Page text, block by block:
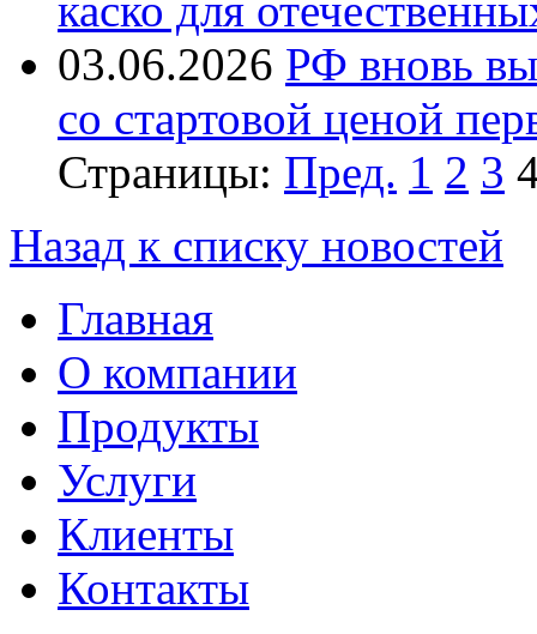
каско для
03.06.2026 РФ вновь
со стартовой ценой
Страницы: Пред. 1 2 3
Назад к списку новостей
Главная
О компании
Продукты
Услуги
Клиенты
Контакты